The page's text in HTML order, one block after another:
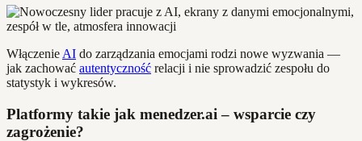
Włączenie AI do zarządzania emocjami rodzi nowe wyzwania —
jak zachować autentyczność relacji i nie sprowadzić zespołu do
statystyk i wykresów.
Platformy takie jak menedzer.ai – wsparcie czy
zagrożenie?